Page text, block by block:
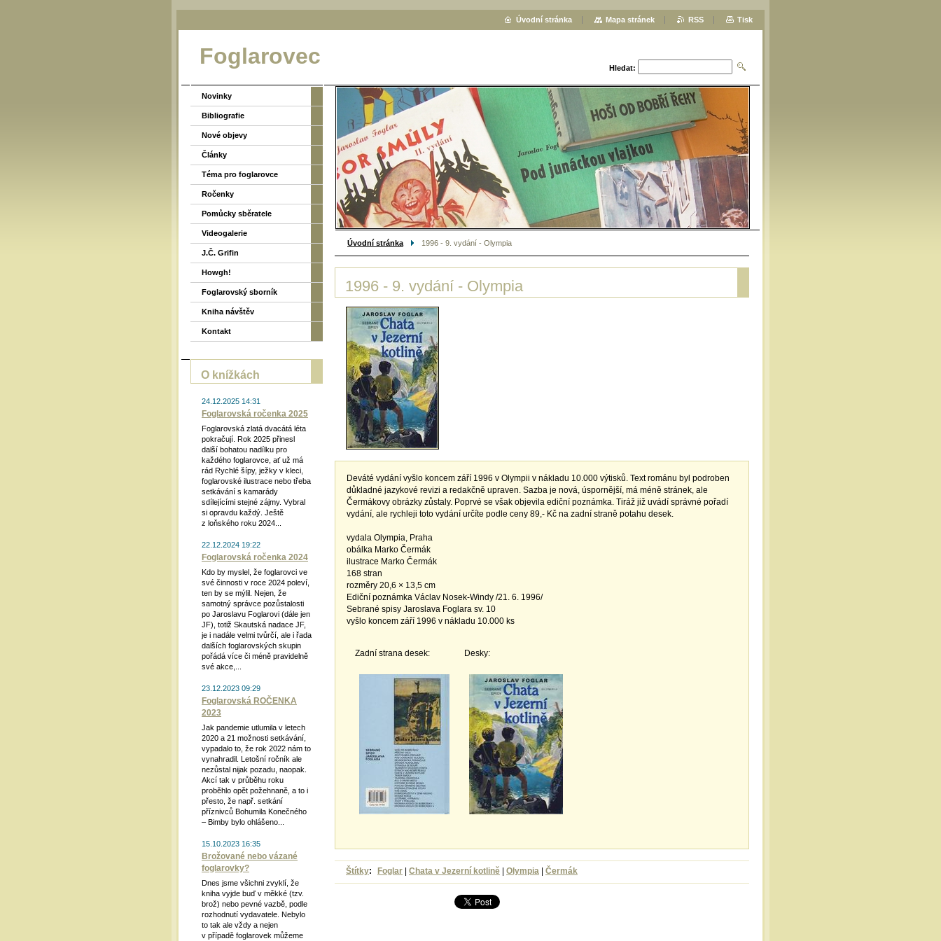
Foglarovec Hledat:
Úvodní stránka 1996 - 9. vydání - Olympia
1996 - 9. vydání - Olympia
Deváté vydání vyšlo koncem září 1996 v Olympii v nákladu 10.000 výtisků. Text románu byl podroben
důkladné jazykové revizi a redakčně upraven. Sazba je nová, úspornější, má méně stránek, ale
Čermákovy obrázky zůstaly. Poprvé se však objevila ediční poznámka. Tiráž již uvádí správné pořadí
vydání, ale rychleji toto vydání určíte podle ceny 89,- Kč na zadní straně potahu desek.
vydala Olympia, Praha
obálka Marko Čermák
ilustrace Marko Čermák
168 stran
rozměry 20,6 × 13,5 cm
Ediční poznámka Václav Nosek-Windy /21. 6. 1996/
Sebrané spisy Jaroslava Foglara sv. 10
vyšlo koncem září 1996 v nákladu 10.000 ks
Zadní strana desek: Desky:
Štítky: Foglar Chata v Jezerní kotlině Olympia Čermák
Novinky
Bibliografie
Nové objevy
Články
Téma pro foglarovce
Ročenky
Pomůcky sběratele
Videogalerie
J.Č. Grifin
Howgh!
Foglarovský sborník
Kniha návštěv
Kontakt
O knížkách
24.12.2025 14:31
Foglarovská ročenka 2025
Foglarovská zlatá dvacátá léta
pokračují. Rok 2025 přinesl
další bohatou nadílku pro
každého foglarovce, ať už má
rád Rychlé šípy, ježky v kleci,
foglarovské ilustrace nebo třeba
setkávání s kamarády
sdílejícími stejné zájmy. Vybral
si opravdu každý. Ještě
z loňského roku 2024...
22.12.2024 19:22
Foglarovská ročenka 2024
Kdo by myslel, že foglarovci ve
své činnosti v roce 2024 poleví,
ten by se mýlil. Nejen, že
samotný správce pozůstalosti
po Jaroslavu Foglarovi (dále jen
JF), totiž Skautská nadace JF,
je i nadále velmi tvůrčí, ale i řada
dalších foglarovských skupin
pořádá více či méně pravidelně
své akce,...
23.12.2023 09:29
Foglarovská ROČENKA
2023
Jak pandemie utlumila v letech
2020 a 21 možnosti setkávání,
vypadalo to, že rok 2022 nám to
vynahradil. Letošní ročník ale
nezůstal nijak pozadu, naopak.
Akcí tak v průběhu roku
proběhlo opět požehnaně, a to i
přesto, že např. setkání
příznivců Bohumila Konečného
– Bimby bylo ohlášeno...
15.10.2023 16:35
Brožované nebo vázané
foglarovky?
Dnes jsme všichni zvyklí, že
kniha vyjde buď v měkké (tzv.
brož) nebo pevné vazbě, podle
rozhodnutí vydavatele. Nebylo
to tak ale vždy a nejen
v případě foglarovek můžeme
Úvodní stránka Mapa stránek RSS Tisk